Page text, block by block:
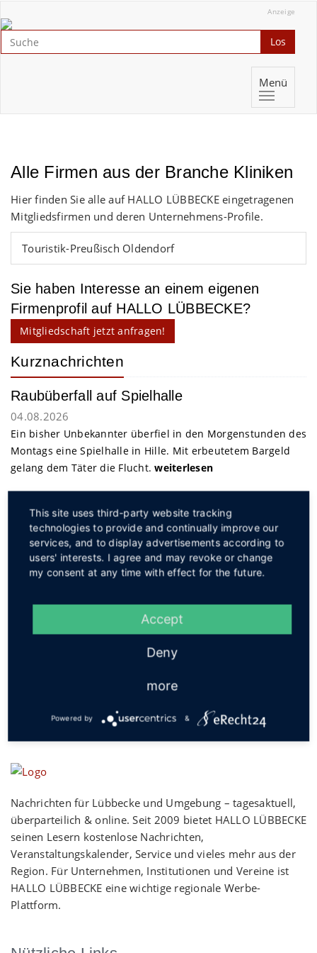
Anzeige
Los
Menü
Alle Firmen aus der Branche Kliniken
Hier finden Sie alle auf HALLO LÜBBECKE eingetragenen
Mitgliedsfirmen und deren Unternehmens-Profile.
Touristik-Preußisch Oldendorf
Sie haben Interesse an einem eigenen
Firmenprofil auf HALLO LÜBBECKE?
Mitgliedschaft jetzt anfragen!
Kurznachrichten
Raubüberfall auf Spielhalle
04.08.2026
Ein bisher Unbekannter überfiel in den Morgenstunden des
Montags eine Spielhalle in Hille. Mit erbeutetem Bargeld
gelang dem Täter die Flucht.weiterlesen
Service
Nachrichten für Lübbecke und Umgebung – tagesaktuell,
überparteilich & online. Seit 2009 bietet HALLO LÜBBECKE
seinen Lesern kostenlose Nachrichten,
Veranstaltungskalender, Service und vieles mehr aus der
Region. Für Unternehmen, Institutionen und Vereine ist
HALLO LÜBBECKE eine wichtige regionale Werbe-
Plattform.
This site uses third-party website tracking
technologies to provide and continually improve our
services, and to display advertisements according to
users' interests. I agree and may revoke or change
my consent at any time with effect for the future.
Accept
Deny
more
Powered by &